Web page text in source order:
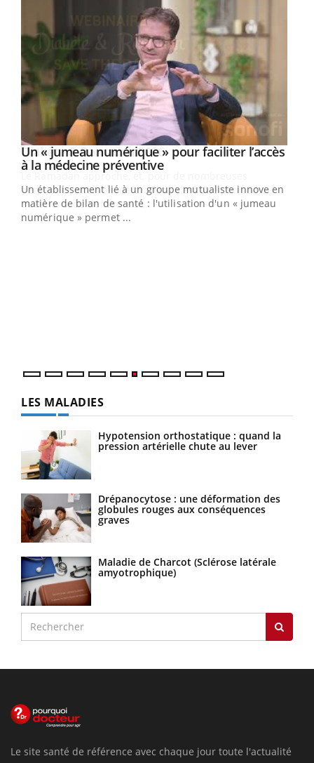
Youtube
Un « jumeau numérique » pour faciliter l’accès
à la médecine préventiveYoutube
Un établissement lié à un groupe mutualiste innove en
matière de bilan de santé : l'utilisation d'un « jumeau
numérique » permet ...
LES MALADIES
Hypotension orthostatique : quand la
pression artérielle chute au lever
Drépanocytose : une déformation des
globules rouges aux conséquences
graves
Maladie de Charcot (Sclérose latérale
amyotrophique)
Le site santé de référence avec chaque jour toute l'actualité